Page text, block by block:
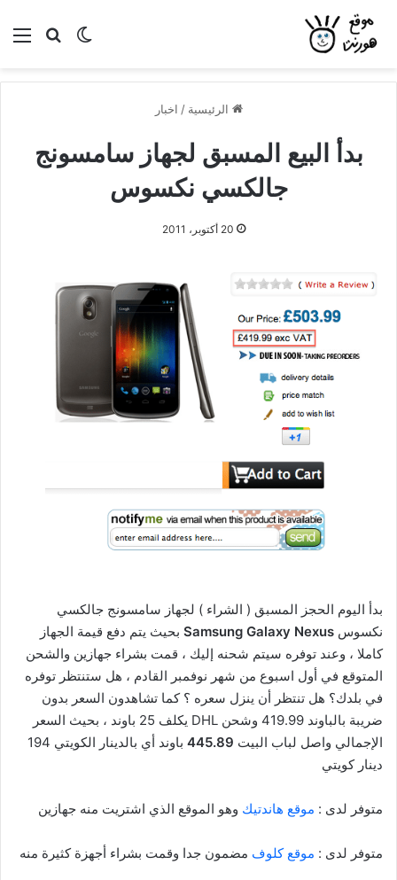
بحثالوضع
الرئيسية / اخبار
بدأ البيع المسبق لجهاز سامسونج
جالكسي نكسوس
20 أكتوبر، 2011
بدأ اليوم الحجز المسبق ( الشراء ) لجهاز سامسونج جالكسي
نكسوس Samsung Galaxy Nexus بحيث يتم دفع قيمة الجهاز
كاملا ، وعند توفره سيتم شحنه إليك ، قمت بشراء جهازين والشحن
المتوقع في أول اسبوع من شهر نوفمبر القادم ، هل ستنتظر توفره
في بلدك؟ هل تنتظر أن ينزل سعره ؟ كما تشاهدون السعر بدون
ضريبة بالباوند 419.99 وشحن DHL يكلف 25 باوند ، بحيث السعر
الإجمالي واصل لباب البيت 445.89
باوند أي بالدينار الكويتي 194
دينار كويتي
متوفر لدى : موقع هاندتيك وهو الموقع الذي اشتريت منه جهازين
متوفر لدى : موقع كلوف مضمون جدا وقمت بشراء أجهزة كثيرة منه